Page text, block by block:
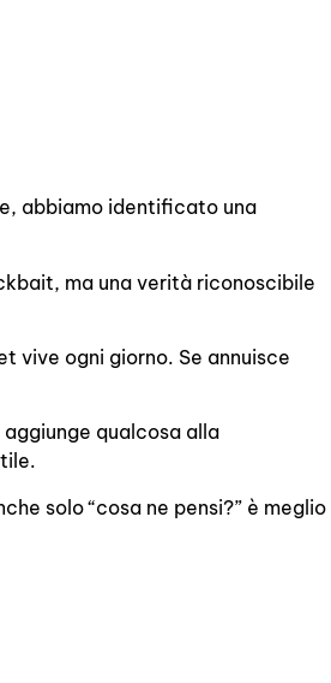
abbiamo identificato una
ma una verità riconoscibile
vive ogni giorno. Se annuisce
qualcosa alla
solo “cosa ne pensi?” è meglio